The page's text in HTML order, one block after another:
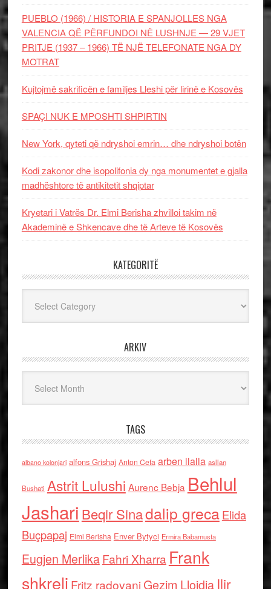
PUEBLO (1966) / HISTORIA E SPANJOLLES NGA
VALENCIA QË PËRFUNDOI NË LUSHNJE — 29 VJET
PRITJE (1937 – 1966) TË NJË TELEFONATE NGA DY
MOTRAT
Kujtojmë sakrificën e familjes Lleshi për lirinë e Kosovës
SPAÇI NUK E MPOSHTI SHPIRTIN
New York, qyteti që ndryshoi emrin… dhe ndryshoi botën
Kodi zakonor dhe isopolifonia dy nga monumentet e gjalla
madhështore të antikitetit shqiptar
Kryetari i Vatrës Dr. Elmi Berisha zhvilloi takim në
Akademinë e Shkencave dhe të Arteve të Kosovës
KATEGORITË
ARKIV
TAGS
albano kolonjari alfons Grishaj Anton Cefa arben llalla asllan
Bushati Astrit Lulushi Aurenc Bebja Behlul
Jashari Beqir Sinadalip grecaElida
Buçpapaj Elmi Berisha Enver Bytyci Ermira Babamusta
Eugjen MerlikaFahri Xharra Frank
shkreli Fritz radovaniGezim Llojdia Ilir